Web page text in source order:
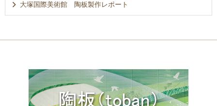
大塚国際美術館 陶板製作レポート